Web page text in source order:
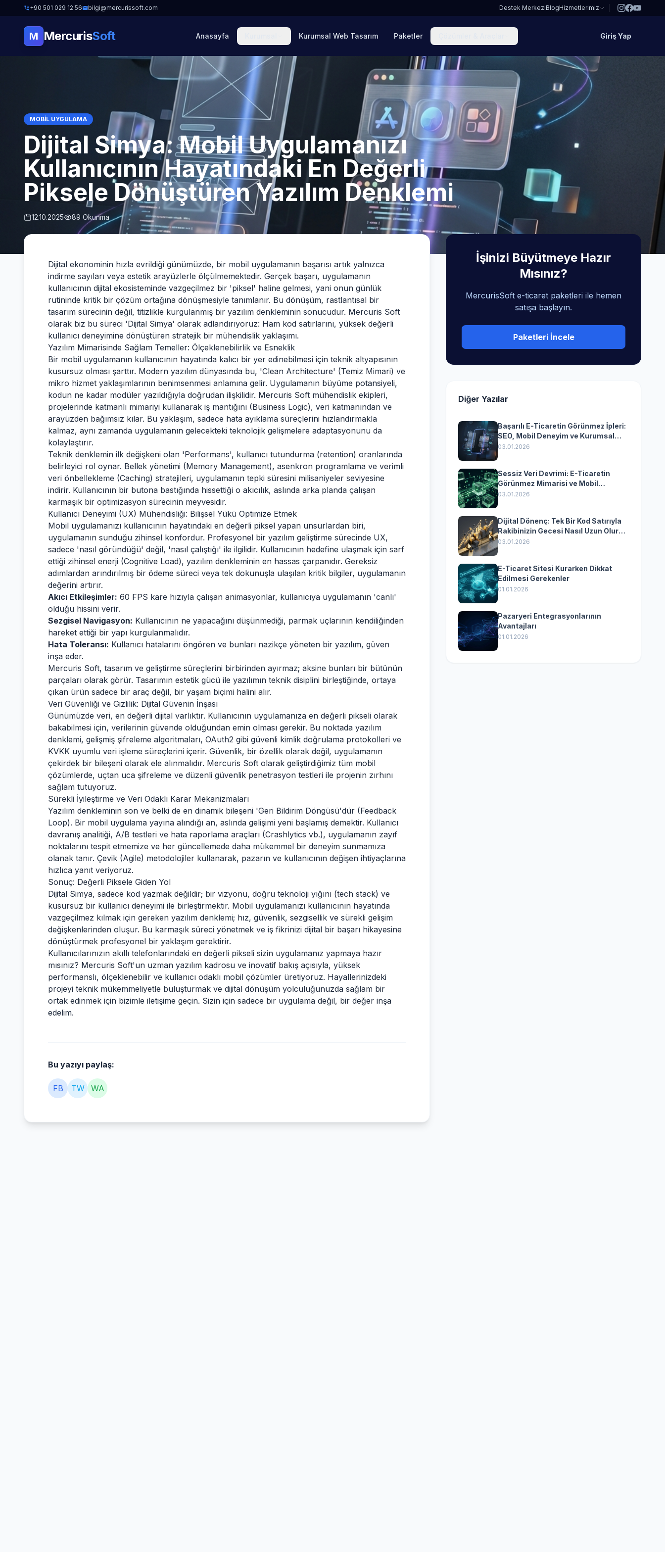
+90 501 029 12 56 bilgi@mercurissoft.com Destek MerkeziBlogHizmetlerimiz
M MercurisSoft Anasayfa Kurumsal Web Tasarım Paketler Giriş Yap
MOBIL UYGULAMA
Dijital Simya: Mobil Uygulamanızı
Kullanıcının Hayatındaki En Değerli
Piksele Dönüştüren Yazılım Denklemi
12.10.2025 89 Okunma
Dijital ekonominin hızla evrildiği günümüzde, bir mobil uygulamanın başarısı artık yalnızca
indirme sayıları veya estetik arayüzlerle ölçülmemektedir. Gerçek başarı, uygulamanın
kullanıcının dijital ekosisteminde vazgeçilmez bir 'piksel' haline gelmesi, yani onun günlük
rutininde kritik bir çözüm ortağına dönüşmesiyle tanımlanır. Bu dönüşüm, rastlantısal bir
tasarım sürecinin değil, titizlikle kurgulanmış bir yazılım denkleminin sonucudur. Mercuris Soft
olarak biz bu süreci 'Dijital Simya' olarak adlandırıyoruz: Ham kod satırlarını, yüksek değerli
kullanıcı deneyimine dönüştüren stratejik bir mühendislik yaklaşımı.
Yazılım Mimarisinde Sağlam Temeller: Ölçeklenebilirlik ve Esneklik
Bir mobil uygulamanın kullanıcının hayatında kalıcı bir yer edinebilmesi için teknik altyapısının
kusursuz olması şarttır. Modern yazılım dünyasında bu, 'Clean Architecture' (Temiz Mimari) ve
mikro hizmet yaklaşımlarının benimsenmesi anlamına gelir. Uygulamanın büyüme potansiyeli,
kodun ne kadar modüler yazıldığıyla doğrudan ilişkilidir. Mercuris Soft mühendislik ekipleri,
projelerinde katmanlı mimariyi kullanarak iş mantığını (Business Logic), veri katmanından ve
arayüzden bağımsız kılar. Bu yaklaşım, sadece hata ayıklama süreçlerini hızlandırmakla
kalmaz, aynı zamanda uygulamanın gelecekteki teknolojik gelişmelere adaptasyonunu da
kolaylaştırır.
Teknik denklemin ilk değişkeni olan 'Performans', kullanıcı tutundurma (retention) oranlarında
belirleyici rol oynar. Bellek yönetimi (Memory Management), asenkron programlama ve verimli
veri önbellekleme (Caching) stratejileri, uygulamanın tepki süresini milisaniyeler seviyesine
indirir. Kullanıcının bir butona bastığında hissettiği o akıcılık, aslında arka planda çalışan
karmaşık bir optimizasyon sürecinin meyvesidir.
Kullanıcı Deneyimi (UX) Mühendisliği: Bilişsel Yükü Optimize Etmek
Mobil uygulamanızı kullanıcının hayatındaki en değerli piksel yapan unsurlardan biri,
uygulamanın sunduğu zihinsel konfordur. Profesyonel bir yazılım geliştirme sürecinde UX,
sadece 'nasıl göründüğü' değil, 'nasıl çalıştığı' ile ilgilidir. Kullanıcının hedefine ulaşmak için sarf
ettiği zihinsel enerji (Cognitive Load), yazılım denkleminin en hassas çarpanıdır. Gereksiz
adımlardan arındırılmış bir ödeme süreci veya tek dokunuşla ulaşılan kritik bilgiler, uygulamanın
değerini artırır.
Akıcı Etkileşimler: 60 FPS kare hızıyla çalışan animasyonlar, kullanıcıya uygulamanın 'canlı'
olduğu hissini verir.
Sezgisel Navigasyon: Kullanıcının ne yapacağını düşünmediği, parmak uçlarının kendiliğinden
hareket ettiği bir yapı kurgulanmalıdır.
Hata Toleransı: Kullanıcı hatalarını öngören ve bunları nazikçe yöneten bir yazılım, güven
inşa eder.
Mercuris Soft, tasarım ve geliştirme süreçlerini birbirinden ayırmaz; aksine bunları bir bütünün
parçaları olarak görür. Tasarımın estetik gücü ile yazılımın teknik disiplini birleştiğinde, ortaya
çıkan ürün sadece bir araç değil, bir yaşam biçimi halini alır.
Veri Güvenliği ve Gizlilik: Dijital Güvenin İnşası
Günümüzde veri, en değerli dijital varlıktır. Kullanıcının uygulamanıza en değerli pikseli olarak
bakabilmesi için, verilerinin güvende olduğundan emin olması gerekir. Bu noktada yazılım
denklemi, gelişmiş şifreleme algoritmaları, OAuth2 gibi güvenli kimlik doğrulama protokolleri ve
KVKK uyumlu veri işleme süreçlerini içerir. Güvenlik, bir özellik olarak değil, uygulamanın
çekirdek bir bileşeni olarak ele alınmalıdır. Mercuris Soft olarak geliştirdiğimiz tüm mobil
çözümlerde, uçtan uca şifreleme ve düzenli güvenlik penetrasyon testleri ile projenin zırhını
sağlam tutuyoruz.
Sürekli İyileştirme ve Veri Odaklı Karar Mekanizmaları
Yazılım denkleminin son ve belki de en dinamik bileşeni 'Geri Bildirim Döngüsü'dür (Feedback
Loop). Bir mobil uygulama yayına alındığı an, aslında gelişimi yeni başlamış demektir. Kullanıcı
davranış analitiği, A/B testleri ve hata raporlama araçları (Crashlytics vb.), uygulamanın zayıf
noktalarını tespit etmemize ve her güncellemede daha mükemmel bir deneyim sunmamıza
olanak tanır. Çevik (Agile) metodolojiler kullanarak, pazarın ve kullanıcının değişen ihtiyaçlarına
hızlıca yanıt veriyoruz.
Sonuç: Değerli Piksele Giden Yol
Dijital Simya, sadece kod yazmak değildir; bir vizyonu, doğru teknoloji yığını (tech stack) ve
kusursuz bir kullanıcı deneyimi ile birleştirmektir. Mobil uygulamanızı kullanıcının hayatında
vazgeçilmez kılmak için gereken yazılım denklemi; hız, güvenlik, sezgisellik ve sürekli gelişim
değişkenlerinden oluşur. Bu karmaşık süreci yönetmek ve iş fikrinizi dijital bir başarı hikayesine
dönüştürmek profesyonel bir yaklaşım gerektirir.
Kullanıcılarınızın akıllı telefonlarındaki en değerli pikseli sizin uygulamanız yapmaya hazır
mısınız? Mercuris Soft'un uzman yazılım kadrosu ve inovatif bakış açısıyla, yüksek
performanslı, ölçeklenebilir ve kullanıcı odaklı mobil çözümler üretiyoruz. Hayallerinizdeki
projeyi teknik mükemmeliyetle buluşturmak ve dijital dönüşüm yolculuğunuzda sağlam bir
ortak edinmek için bizimle iletişime geçin. Sizin için sadece bir uygulama değil, bir değer inşa
edelim.
Bu yazıyı paylaş:
FB TW WA
İşinizi Büyütmeye Hazır
Mısınız?
MercurisSoft e-ticaret paketleri ile hemen
satışa başlayın.
Paketleri İncele
Diğer Yazılar
Başarılı E-Ticaretin Görünmez İpleri:
SEO, Mobil Deneyim ve Kurumsal
Yazılımın Kazandıran
03.01.2026
Sessiz Veri Devrimi: E-Ticaretin
Görünmez Mimarisi ve Mobil
Dönüşümün Kurumsal Anahtarı
03.01.2026
Dijital Dönenç: Tek Bir Kod Satırıyla
Rakibinizin Gecesi Nasıl Uzun Olur?
(Kurumsal Yazılımın Güçlü Rolü)
03.01.2026
E-Ticaret Sitesi Kurarken Dikkat
Edilmesi Gerekenler
01.01.2026
Pazaryeri Entegrasyonlarının
Avantajları
01.01.2026